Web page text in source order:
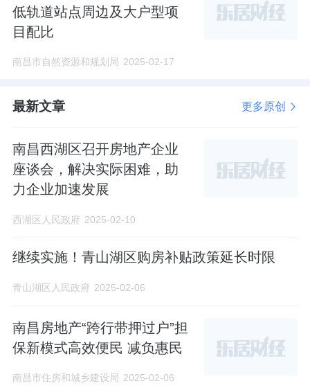
低轨道站点周边及大户型项
目配比
南昌市自然资源和规划局 2025-02-17
最新文章 更多原创
南昌西湖区召开房地产企业
座谈会，解决实际困难，助
力企业加速发展
西湖区人民政府 2025-02-10
继续实施！青山湖区购房补贴政策延长时限
青山湖区人民政府 2025-02-06
南昌房地产“跨行带押过户”担
保新模式高效便民 减负惠民
南昌市住房和城乡建设局 2025-02-06